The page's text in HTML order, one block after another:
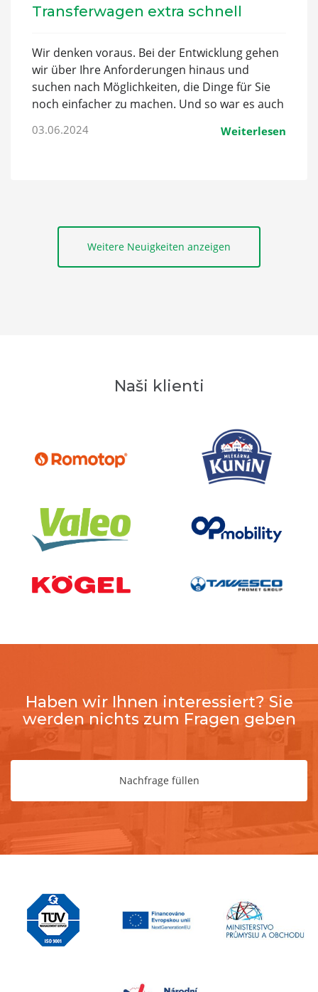
Transferwagen extra schnell
Wir denken voraus. Bei der Entwicklung gehen
wir über Ihre Anforderungen hinaus und
suchen nach Möglichkeiten, die Dinge für Sie
noch einfacher zu machen. Und so war es auch
03.06.2024 Weiterlesen
Weitere Neuigkeiten anzeigen
Naši klienti
Haben wir Ihnen interessiert? Sie
werden nichts zum Fragen geben
Nachfrage füllen